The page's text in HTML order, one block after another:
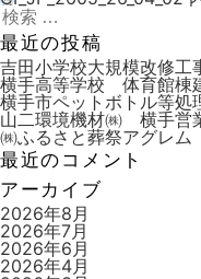
日:
稿
ナ
ビ
ゲ
ー
シ
ョ
ン
検
索:
最近の投稿
吉田小学校大規模改修工
横手高等学校 体育館棟
横手市ペットボトル等処
山二環境機材㈱ 横手営
㈱ふるさと葬祭アグレ
最近のコメント
アーカイブ
2026年8月
2026年7月
2026年6月
2026年4月